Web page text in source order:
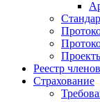
Реестр членов
Страхование